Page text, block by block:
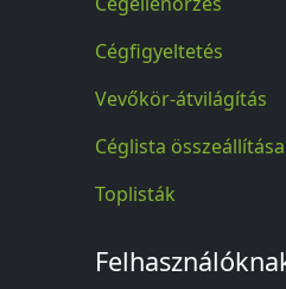
Cégfigyeltetés
Vevőkör-átvilágítás
Céglista összeállítása
Toplisták